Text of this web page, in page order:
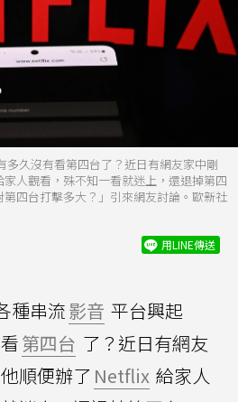
多久沒有看第四台了？近日有網友家中剛
人觀看，殊不知一看就迷上，還退掉第四
第四台打擊多大？」引來網友討論。歐新社
用LINE傳送
種串流影音 平台興起
第四台 了？近日有網友
順便辦了 Netflix 給家人